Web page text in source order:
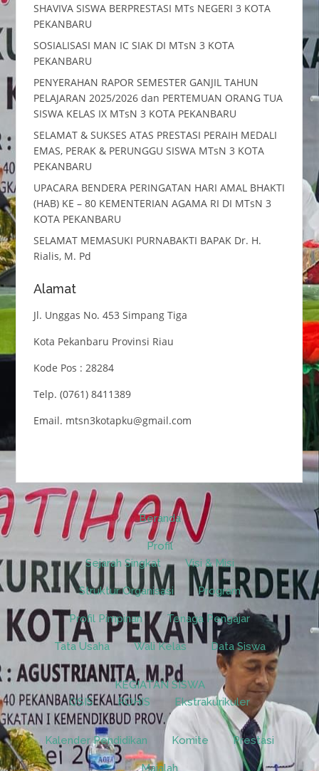
SHAVIVA SISWA BERPRESTASI MTs NEGERI 3 KOTA
PEKANBARU
SOSIALISASI MAN IC SIAK DI MTsN 3 KOTA
PEKANBARU
PENYERAHAN RAPOR SEMESTER GANJIL TAHUN
PELAJARAN 2025/2026 dan PERTEMUAN ORANG TUA
SISWA KELAS IX MTsN 3 KOTA PEKANBARU
SELAMAT & SUKSES ATAS PRESTASI PERAIH MEDALI
EMAS, PERAK & PERUNGGU SISWA MTsN 3 KOTA
PEKANBARU
UPACARA BENDERA PERINGATAN HARI AMAL BHAKTI
(HAB) KE – 80 KEMENTERIAN AGAMA RI DI MTsN 3
KOTA PEKANBARU
SELAMAT MEMASUKI PURNABAKTI BAPAK Dr. H.
Rialis, M. Pd
Alamat
Jl. Unggas No. 453 Simpang Tiga
Kota Pekanbaru Provinsi Riau
Kode Pos : 28284
Telp. (0761) 8411389
Email. mtsn3kotapku@gmail.com
Beranda
Profil
Sejarah Singkat
Visi & Misi
Struktur Organisasi Program
Profil Pimpinan Tenaga Pengajar
Tata Usaha Wali Kelas Data Siswa
KEGIATAN SISWA
OSIS
ROHIS Ekstrakurikuler
Kalender Pendidikan Komite Prestasi
Majalah